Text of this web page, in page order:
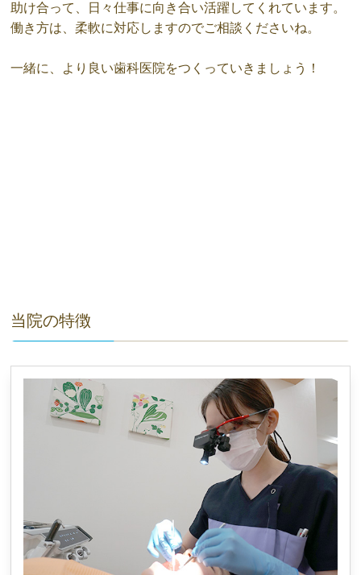
助け合って、日々仕事に向き合い活躍してくれています。
働き方は、柔軟に対応しますのでご相談くださいね。
一緒に、より良い歯科医院をつくっていきましょう！
当院の特徴